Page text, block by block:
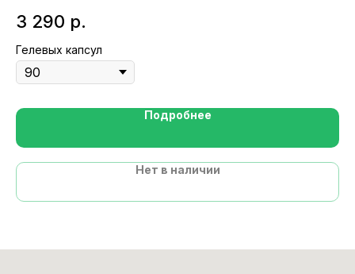
3 290 р.
Гелевых капсул
Подробнее
Нет в наличии